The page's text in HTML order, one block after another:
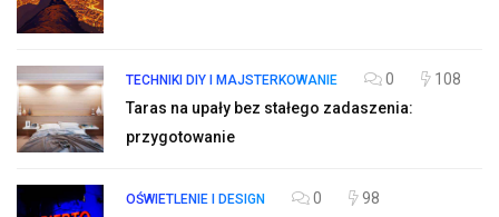
TECHNIKI DIY I MAJSTERKOWANIE 0
108
Taras na upały bez stałego zadaszenia:
przygotowanie
OŚWIETLENIE I DESIGN 0
98